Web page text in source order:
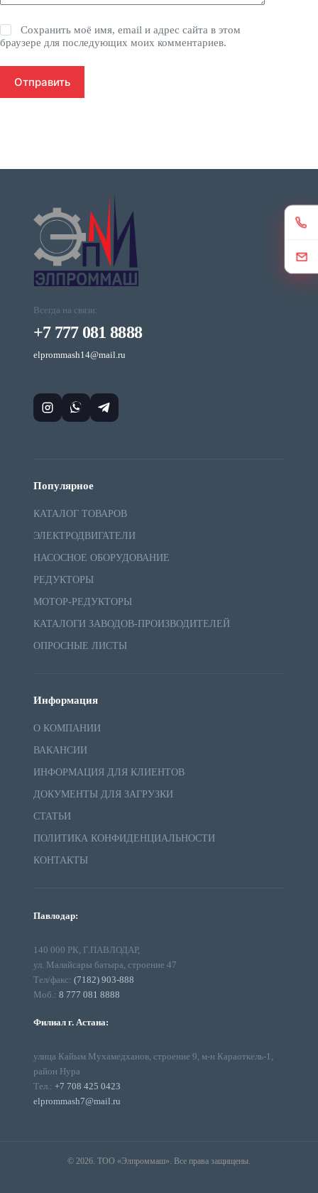
Сохранить моё имя, email и адрес сайта в этом
браузере для последующих моих комментариев.
Отправить
Всегда на связи:
+7 777 081 8888
elprommash14@mail.ru
Популярное
КАТАЛОГ ТОВАРОВ
ЭЛЕКТРОДВИГАТЕЛИ
НАСОСНОЕ ОБОРУДОВАНИЕ
РЕДУКТОРЫ
МОТОР-РЕДУКТОРЫ
КАТАЛОГИ ЗАВОДОВ-ПРОИЗВОДИТЕЛЕЙ
ОПРОСНЫЕ ЛИСТЫ
Информация
О КОМПАНИИ
ВАКАНСИИ
ИНФОРМАЦИЯ ДЛЯ КЛИЕНТОВ
ДОКУМЕНТЫ ДЛЯ ЗАГРУЗКИ
СТАТЬИ
ПОЛИТИКА КОНФИДЕНЦИАЛЬНОСТИ
КОНТАКТЫ
Павлодар:
140 000 РК, Г.ПАВЛОДАР,
ул. Малайсары батыра, строение 47
Тел/факс: (7182) 903-888
Моб.: 8 777 081 8888
Филиал г. Астана:
улица Кайым Мухамедханов, строение 9, м-н Караоткель-1,
район Нура
Тел.: +7 708 425 0423
elprommash7@mail.ru
© 2026. ТОО «Элпроммаш». Все права защищены.